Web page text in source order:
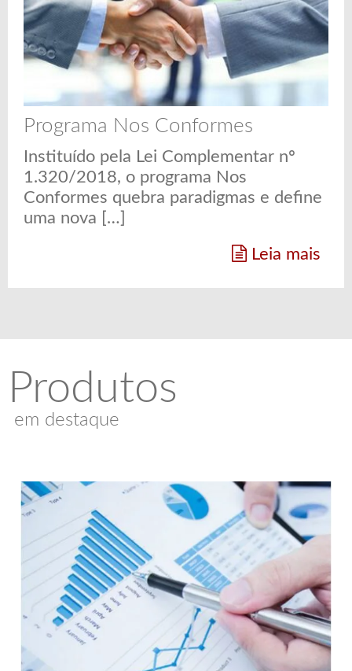
Programa Nos Conformes
Instituído pela Lei Complementar nº
1.320/2018, o programa Nos
Conformes quebra paradigmas e define
uma nova […]
Leia mais
Produtos
em destaque